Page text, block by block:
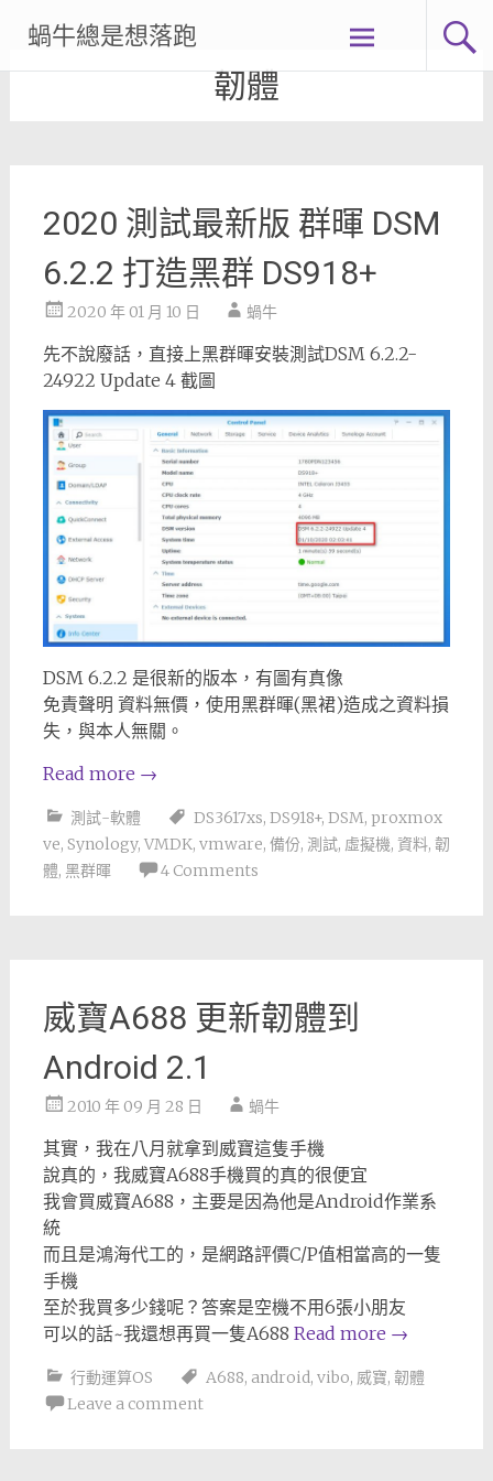
content
蝸牛總是想落跑
韌體
2020 測試最新版 群暉 DSM
6.2.2 打造黑群 DS918+
2020 年 01 月 10 日 蝸牛
先不說廢話，直接上黑群暉安裝測試DSM 6.2.2-
24922 Update 4 截圖
DSM 6.2.2 是很新的版本，有圖有真像
免責聲明 資料無價，使用黑群暉(黑裙)造成之資料損
失，與本人無關。
Read more →
測試-軟體 DS3617xs, DS918+, DSM, proxmox
ve, Synology, VMDK, vmware, 備份, 測試, 虛擬機, 資料, 韌
體, 黑群暉 4 Comments
威寶A688 更新韌體到
Android 2.1
2010 年 09 月 28 日 蝸牛
其實，我在八月就拿到威寶這隻手機
說真的，我威寶A688手機買的真的很便宜
我會買威寶A688，主要是因為他是Android作業系
統
而且是鴻海代工的，是網路評價C/P值相當高的一隻
手機
至於我買多少錢呢？答案是空機不用6張小朋友
可以的話~我還想再買一隻A688 Read more →
行動運算OS A688, android, vibo, 威寶, 韌體
Leave a comment